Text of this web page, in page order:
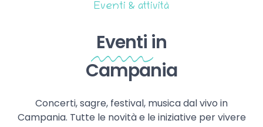
Eventi & attività
Eventi in
Campania
Concerti, sagre, festival, musica dal vivo in
Campania. Tutte le novità e le iniziative per vivere